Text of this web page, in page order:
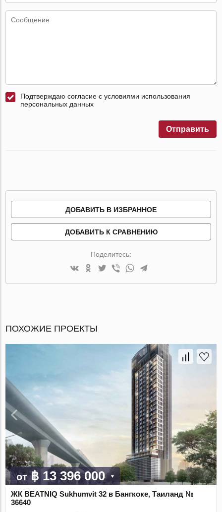
Подтверждаю согласие с условиями использования
персональных данных
Отправить
ДОБАВИТЬ В ИЗБРАННОЕ
ДОБАВИТЬ К СРАВНЕНИЮ
Поделитесь:
ПОХОЖИЕ ПРОЕКТЫ
от฿ 13 396 000
ЖК BEATNIQ Sukhumvit 32 в Бангкоке, Таиланд №
36640